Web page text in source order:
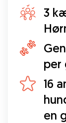
3
per
16
en